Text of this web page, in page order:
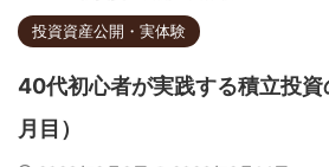
投資資産公開・実体験
40代初心者が実践する積立投
月目）